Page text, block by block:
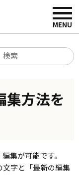
集方法を
集が可能です。
字と「最新の編集